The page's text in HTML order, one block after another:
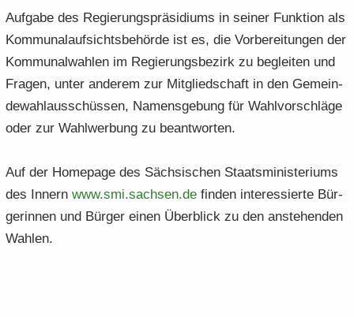
Auf­ga­be des Re­gie­rungs­prä­si­di­ums in sei­ner Funk­ti­on als
Kom­mu­nal­auf­sichts­be­hör­de ist es, die Vor­be­rei­tun­gen der
Kom­mu­nal­wah­len im Re­gie­rungs­be­zirk zu be­glei­ten und
Fra­gen, unter an­de­rem zur Mit­glied­schaft in den Ge­mein­
de­wahl­aus­schüs­sen, Na­mens­ge­bung für Wahl­vor­schlä­ge
oder zur Wahl­wer­bung zu be­ant­wor­ten.
Auf der Home­page des Säch­si­schen Staats­mi­nis­te­ri­ums
des In­nern www.​smi.​sachsen.​de fin­den in­ter­es­sier­te Bür­
ge­rin­nen und Bür­ger einen Über­blick zu den an­ste­hen­den
Wah­len.